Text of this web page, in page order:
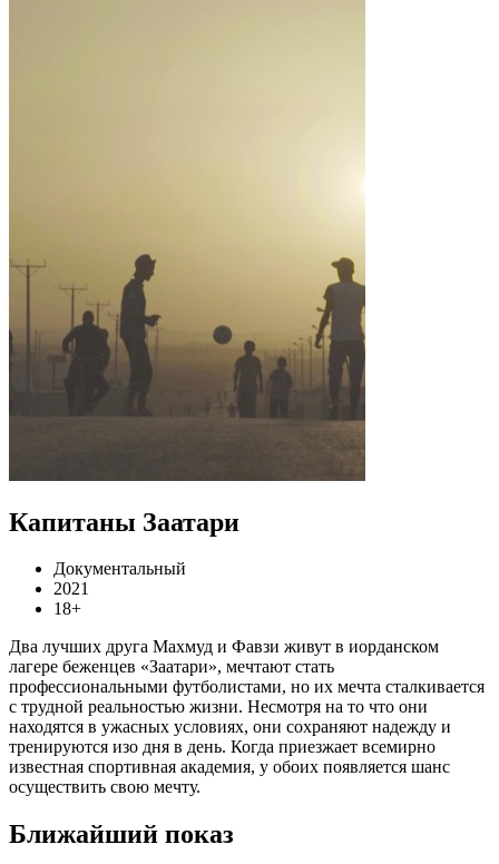
Капитаны Заатари
Документальный
2021
18+
Два лучших друга Махмуд и Фавзи живут в иорданском
лагере беженцев «Заатари», мечтают стать
профессиональными футболистами, но их мечта сталкивается
с трудной реальностью жизни. Несмотря на то что они
находятся в ужасных условиях, они сохраняют надежду и
тренируются изо дня в день. Когда приезжает всемирно
известная спортивная академия, у обоих появляется шанс
осуществить свою мечту.
Ближайший показ